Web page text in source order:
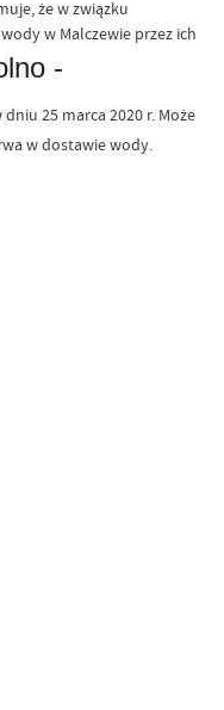
że w związku
w Malczewie przez ich
-
dniu 25 marca 2020 r. Może
w dostawie wody.